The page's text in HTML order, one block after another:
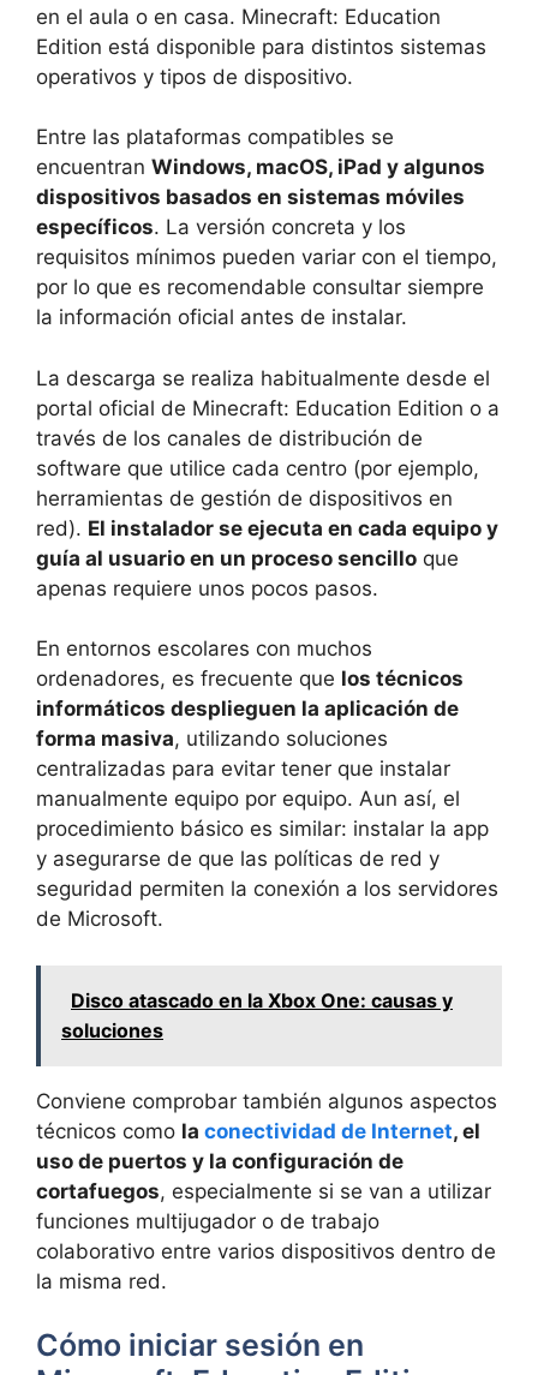
en el aula o en casa. Minecraft: Education
Edition está disponible para distintos sistemas
operativos y tipos de dispositivo.
Entre las plataformas compatibles se
encuentran Windows, macOS, iPad y algunos
dispositivos basados en sistemas móviles
específicos. La versión concreta y los
requisitos mínimos pueden variar con el tiempo,
por lo que es recomendable consultar siempre
la información oficial antes de instalar.
La descarga se realiza habitualmente desde el
portal oficial de Minecraft: Education Edition o a
través de los canales de distribución de
software que utilice cada centro (por ejemplo,
herramientas de gestión de dispositivos en
red). El instalador se ejecuta en cada equipo y
guía al usuario en un proceso sencillo que
apenas requiere unos pocos pasos.
En entornos escolares con muchos
ordenadores, es frecuente que los técnicos
informáticos desplieguen la aplicación de
forma masiva, utilizando soluciones
centralizadas para evitar tener que instalar
manualmente equipo por equipo. Aun así, el
procedimiento básico es similar: instalar la app
y asegurarse de que las políticas de red y
seguridad permiten la conexión a los servidores
de Microsoft.
Disco atascado en la Xbox One: causas y
soluciones
Conviene comprobar también algunos aspectos
técnicos como la conectividad de Internet, el
uso de puertos y la configuración de
cortafuegos, especialmente si se van a utilizar
funciones multijugador o de trabajo
colaborativo entre varios dispositivos dentro de
la misma red.
Cómo iniciar sesión en